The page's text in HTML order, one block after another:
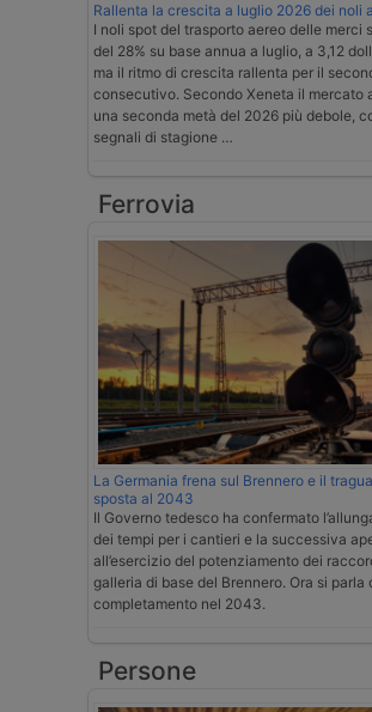
Rallenta la crescita a luglio 2026 dei noli
I noli spot del trasporto aereo delle merci
del 28% su base annua a luglio, a 3,12
ma il ritmo di crescita rallenta per il
consecutivo. Secondo Xeneta il mercato
una seconda metà del 2026 più debole,
segnali di stagione …
Ferrovia
La Germania frena sul Brennero e il
sposta al 2043
Il Governo tedesco ha confermato
dei tempi per i cantieri e la successiva
all’esercizio del potenziamento dei
galleria di base del Brennero. Ora si parla
completamento nel 2043.
Persone